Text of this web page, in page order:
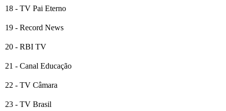
18 - TV Pai Eterno
19 - Record News
20 - RBI TV
21 - Canal Educação
22 - TV Câmara
23 - TV Brasil